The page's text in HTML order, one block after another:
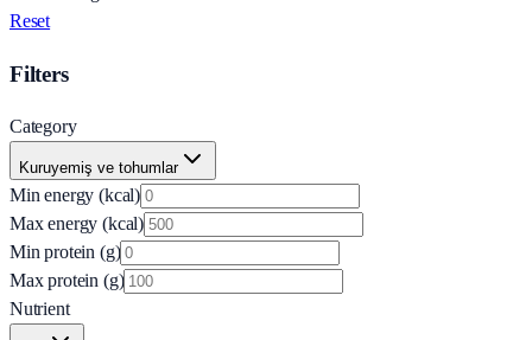
Reset
Filters
Category
Kuruyemiş ve tohumlar
Min energy (kcal)
Max energy (kcal)
Min protein (g)
Max protein (g)
Nutrient